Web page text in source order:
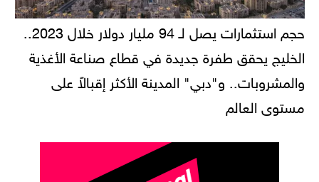
الخليج يحقق طفرة جديدة في قطاع صناعة الأغذية
والمشروبات.. و"دبي" المدينة الأكثر إقبالاً على
مستوى العالم